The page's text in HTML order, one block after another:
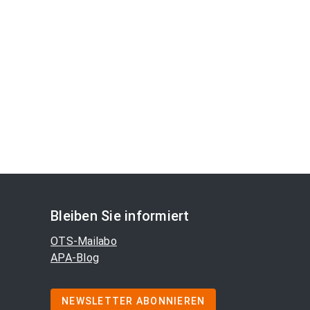
Bleiben Sie informiert
OTS-Mailabo
APA-Blog
NEWSLETTER ABONNIEREN